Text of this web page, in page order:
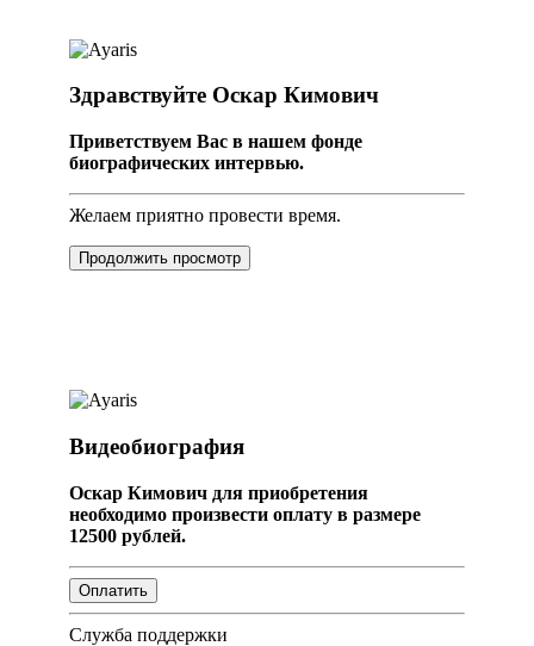
Здравствуйте Оскар Кимович
Приветствуем Вас в нашем фонде
биографических интервью.
Желаем приятно провести время.
Продолжить просмотр
Видеобиография
Оскар Кимович для приобретения
необходимо произвести оплату в размере
12500 рублей.
Служба поддержки